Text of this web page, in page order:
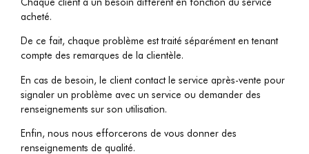
acheté.
De ce fait, chaque problème est traité séparément en tenant
compte des remarques de la clientèle.
En cas de besoin, le client contact le service après-vente pour
signaler un problème avec un service ou demander des
renseignements sur son utilisation.
Enfin, nous nous efforcerons de vous donner des
renseignements de qualité.